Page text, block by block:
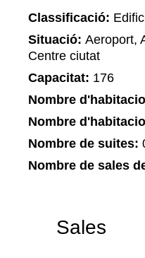
Classificació:
Situació: Aeroport,
Centre ciutat
Capacitat: 176
Nombre
Nombre
Nombre de suites:
Nombre de sales
Sales